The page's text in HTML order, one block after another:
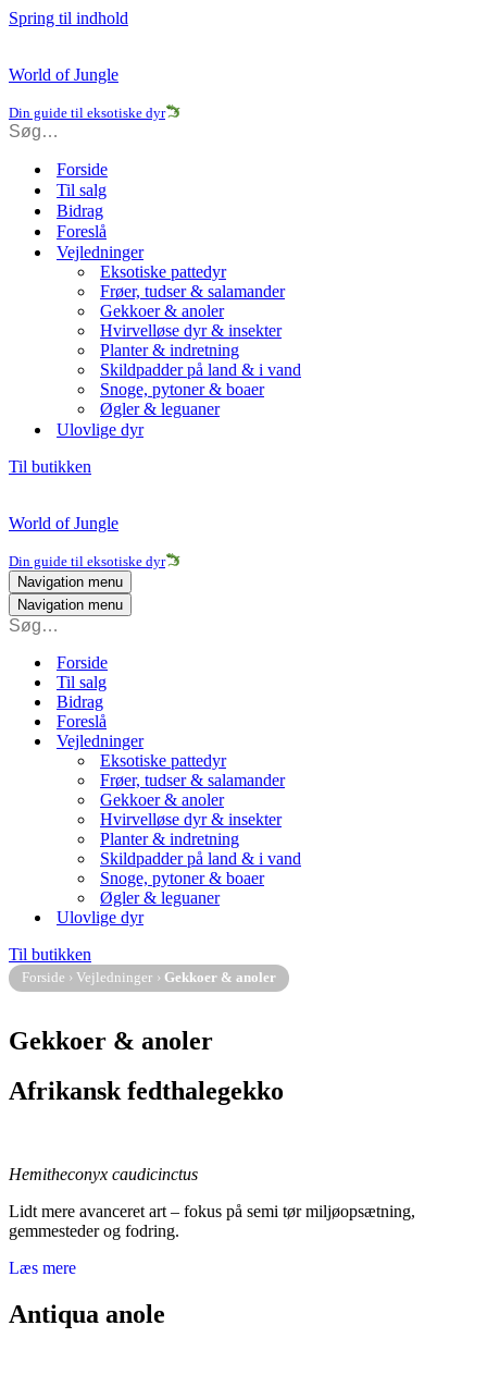
Spring til indhold
World of Jungle
Din guide til eksotiske dyr
Forside
Til salg
Bidrag
Foreslå
Vejledninger
Eksotiske pattedyr
Frøer, tudser & salamander
Gekkoer & anoler
Hvirvelløse dyr & insekter
Planter & indretning
Skildpadder på land & i vand
Snoge, pytoner & boaer
Øgler & leguaner
Ulovlige dyr
Til butikken
World of Jungle
Din guide til eksotiske dyr
Navigation menu
Navigation menu
Forside
Til salg
Bidrag
Foreslå
Vejledninger
Eksotiske pattedyr
Frøer, tudser & salamander
Gekkoer & anoler
Hvirvelløse dyr & insekter
Planter & indretning
Skildpadder på land & i vand
Snoge, pytoner & boaer
Øgler & leguaner
Ulovlige dyr
Til butikken
Forside › Vejledninger › Gekkoer & anoler
Gekkoer & anoler
Afrikansk fedthalegekko
Hemitheconyx caudicinctus
Lidt mere avanceret art – fokus på semi tør miljøopsætning,
gemmesteder og fodring.
Læs mere
Antiqua anole